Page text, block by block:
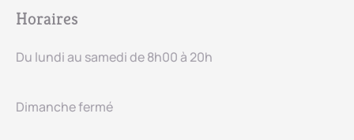
Horaires
Du lundi au samedi de 8h00 à 20h
Dimanche fermé